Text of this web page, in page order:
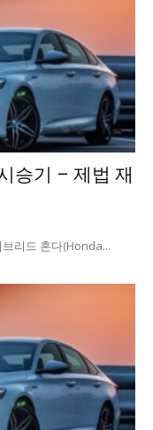
승기 – 제법 재
리드 혼다(Honda...